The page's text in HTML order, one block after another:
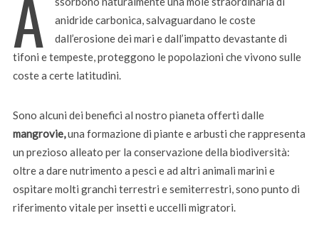
anidride carbonica, salvaguardano le coste
dall’erosione dei mari e dall’impatto devastante di
tifoni e tempeste, proteggono le popolazioni che vivono sulle
coste a certe latitudini.
Sono alcuni dei benefici al nostro pianeta offerti dalle
mangrovie,una formazione di piante e arbusti che rappresenta
un prezioso alleato per la conservazione della biodiversità:
oltre a dare nutrimento a pesci e ad altri animali marini e
ospitare molti granchi terrestri e semiterrestri, sono punto di
riferimento vitale per insetti e uccelli migratori.